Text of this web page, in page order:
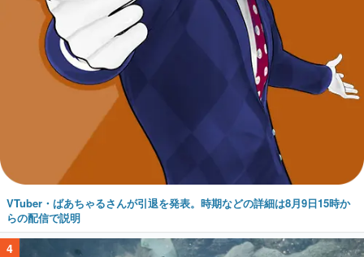
VTuber・ばあちゃるさんが引退を発表。時期などの詳細は8月9日15時か
らの配信で説明
4